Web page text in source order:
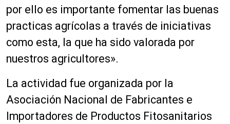
por ello es importante fomentar las buenas
practicas agrícolas a través de iniciativas
como esta, la que ha sido valorada por
nuestros agricultores».
La actividad fue organizada por la
Asociación Nacional de Fabricantes e
Importadores de Productos Fitosanitarios